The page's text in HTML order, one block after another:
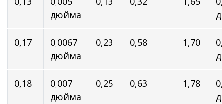
дюйма
0,17
0,0067
дюйма
0,23 0,58 1,70
0,18
0,007
дюйма
0,25 0,63 1,78